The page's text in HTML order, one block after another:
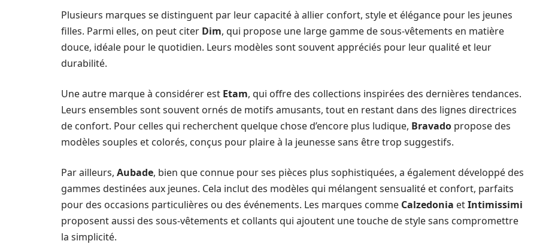
Plusieurs marques se distinguent par leur capacité à allier confort, style et élégance pour les jeunes
filles. Parmi elles, on peut citer Dim, qui propose une large gamme de sous-vêtements en matière
douce, idéale pour le quotidien. Leurs modèles sont souvent appréciés pour leur qualité et leur
durabilité.
Une autre marque à considérer est Etam, qui offre des collections inspirées des dernières tendances.
Leurs ensembles sont souvent ornés de motifs amusants, tout en restant dans des lignes directrices
de confort. Pour celles qui recherchent quelque chose d’encore plus ludique, Bravado propose des
modèles souples et colorés, conçus pour plaire à la jeunesse sans être trop suggestifs.
Par ailleurs, Aubade, bien que connue pour ses pièces plus sophistiquées, a également développé des
gammes destinées aux jeunes. Cela inclut des modèles qui mélangent sensualité et confort, parfaits
pour des occasions particulières ou des événements. Les marques comme Calzedonia etIntimissimi
proposent aussi des sous-vêtements et collants qui ajoutent une touche de style sans compromettre
la simplicité.